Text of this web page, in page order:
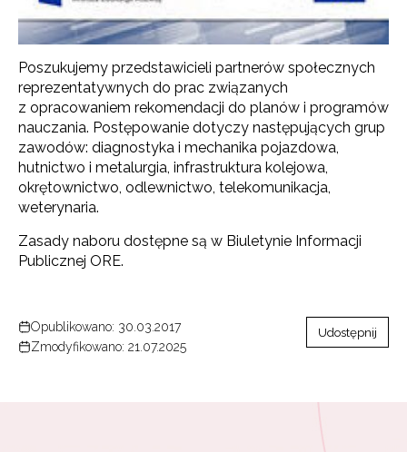
Poszukujemy przedstawicieli partnerów społecznych
reprezentatywnych do prac związanych
z opracowaniem rekomendacji do planów i programów
nauczania. Postępowanie dotyczy następujących grup
zawodów: diagnostyka i mechanika pojazdowa,
hutnictwo i metalurgia, infrastruktura kolejowa,
okrętownictwo, odlewnictwo, telekomunikacja,
weterynaria.
Zasady naboru dostępne są w Biuletynie Informacji
Publicznej ORE.
Opublikowano: 30.03.2017
Zmodyfikowano: 21.07.2025
Udostępnij